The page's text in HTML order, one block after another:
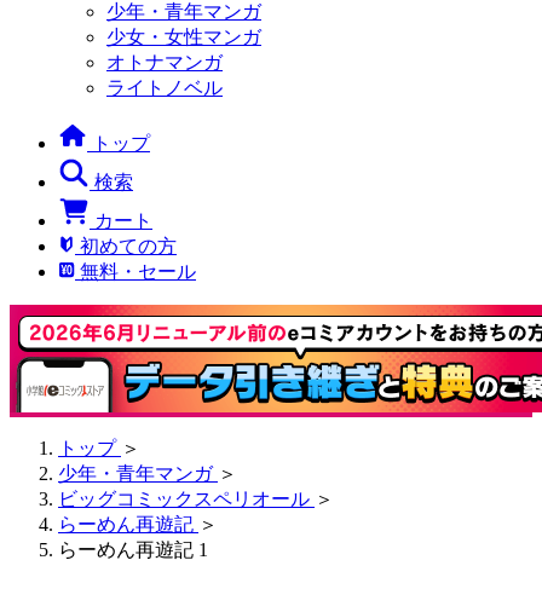
少年・青年マンガ
少女・女性マンガ
オトナマンガ
ライトノベル
トップ
検索
カート
初めての方
無料・セール
トップ ＞
少年・青年マンガ ＞
ビッグコミックスペリオール ＞
らーめん再遊記 ＞
らーめん再遊記 1